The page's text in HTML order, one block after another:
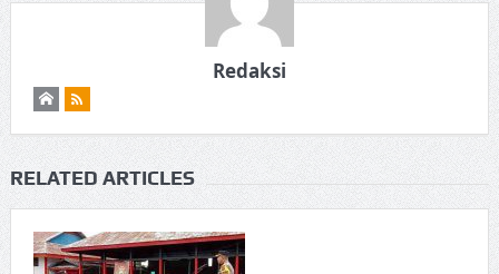
Redaksi
RELATED ARTICLES